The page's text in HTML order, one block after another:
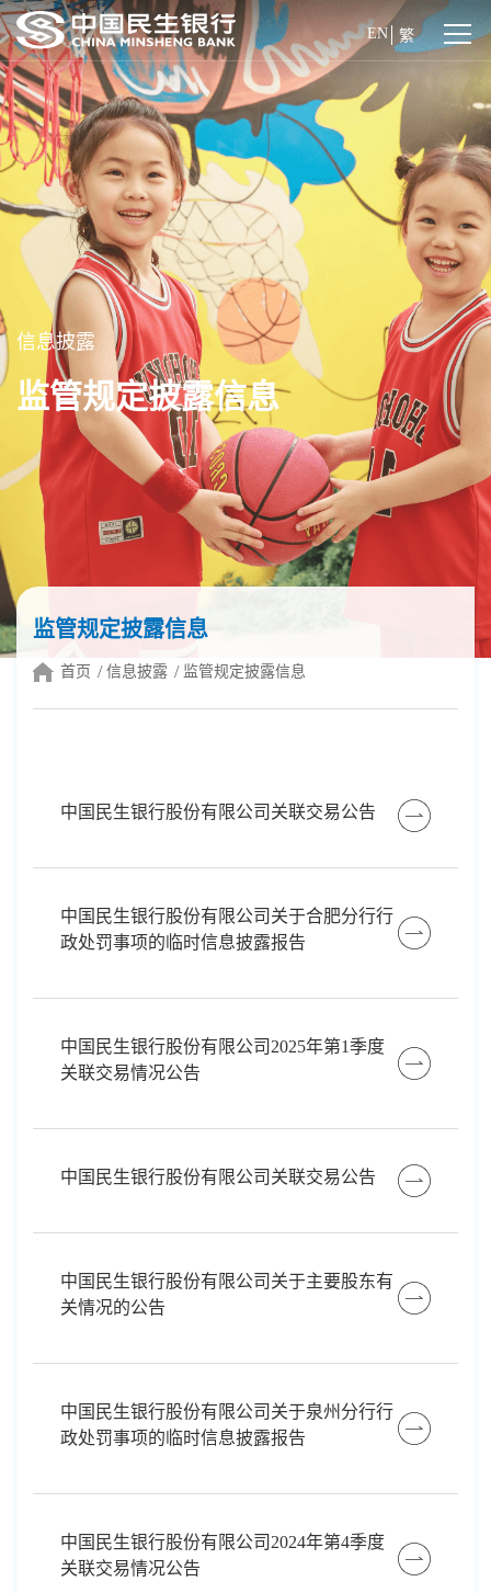
EN 繁
信息披露
监管规定披露信息
监管规定披露信息
首页 信息披露 监管规定披露信息
中国民生银行股份有限公司关联交易公告
中国民生银行股份有限公司关于合肥分行行
政处罚事项的临时信息披露报告
中国民生银行股份有限公司2025年第1季度
关联交易情况公告
中国民生银行股份有限公司关联交易公告
中国民生银行股份有限公司关于主要股东有
关情况的公告
中国民生银行股份有限公司关于泉州分行行
政处罚事项的临时信息披露报告
中国民生银行股份有限公司2024年第4季度
关联交易情况公告